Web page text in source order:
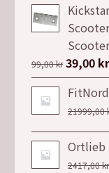
Scooter
99,00kr Det
priset
var:
99,00 kr.
39,00 kr
21999,00
Ortlieb
2417,00kr